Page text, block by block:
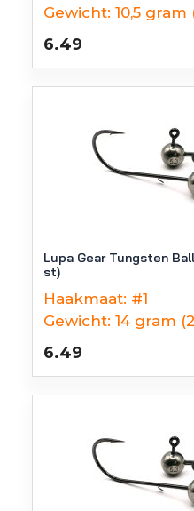
Gewicht: 10,5 gram
6.49
Lupa Gear Tungsten
st)
Haakmaat: #1
Gewicht: 14 gram
6.49